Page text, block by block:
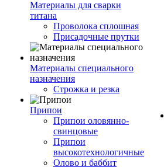
Материалы для сварки
титана
Проволока сплошная
Присадочные прутки
Материалы специального
назначения
Строжка и резка
Припои
Припои оловянно-
свинцовые
Припои
высокотехнологичные
Олово и баббит